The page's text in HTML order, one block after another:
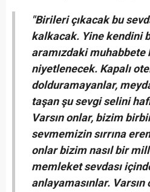
"Birileri çıkacak bu
kalkacak. Yine kendini
aramızdaki muhabbete
niyetlenecek. Kapalı
dolduramayanlar,
taşan şu sevgi selini
Varsın onlar, bizim
sevmemizin sırrına
onlar bizim nasıl bir
memleket sevdası
anlayamasınlar.